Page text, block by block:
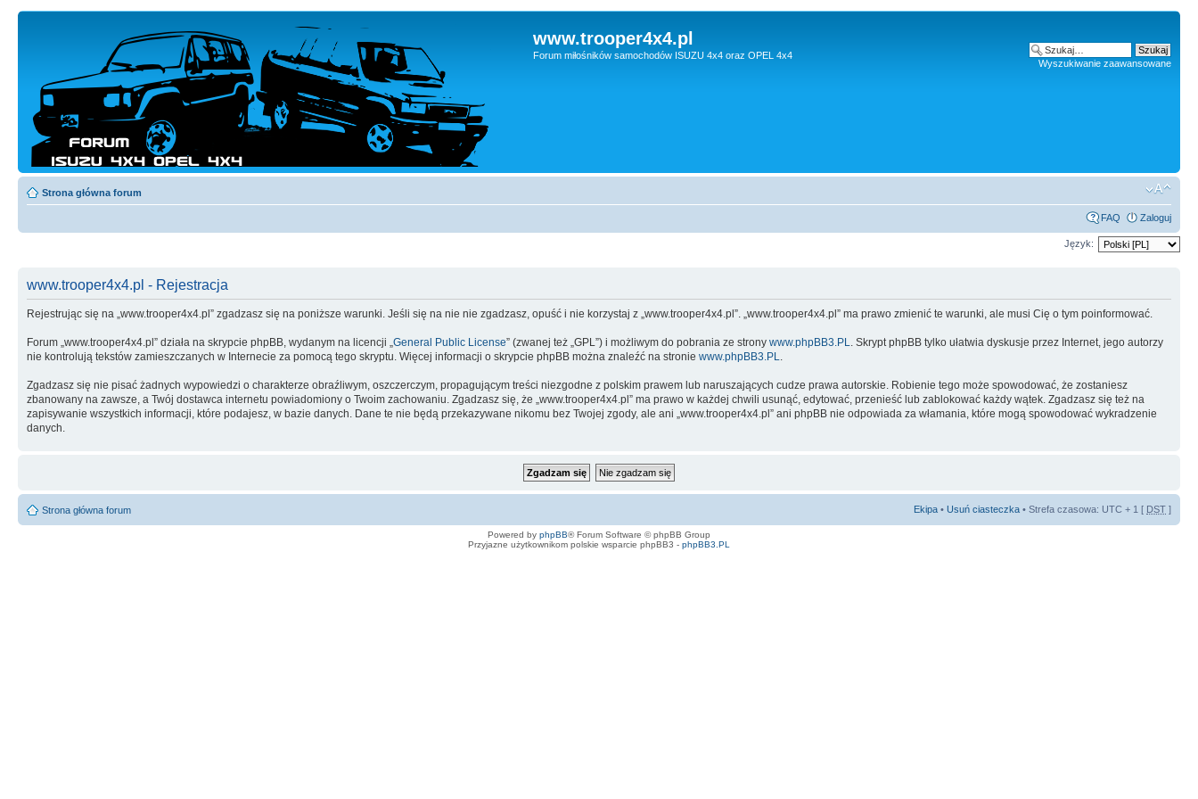
www.trooper4x4.pl
Forum miłośników samochodów ISUZU 4x4 oraz OPEL 4x4
Wyszukiwanie zaawansowane
Strona główna forum
FAQ Zaloguj
Język:
www.trooper4x4.pl - Rejestracja
Rejestrując się na „www.trooper4x4.pl” zgadzasz się na poniższe warunki. Jeśli się na nie nie zgadzasz, opuść i nie korzystaj z „www.trooper4x4.pl”. „www.trooper4x4.pl” ma prawo zmienić te warunki, ale musi Cię o tym poinformować.
Forum „www.trooper4x4.pl” działa na skrypcie phpBB, wydanym na licencji „ General Public License” (zwanej też „GPL”) i możliwym do pobrania ze strony www.phpBB3.PL
. Skrypt phpBB tylko ułatwia dyskusje przez Internet, jego autorzy
nie kontrolują tekstów zamieszczanych w Internecie za pomocą tego skryptu. Więcej informacji o skrypcie phpBB można znaleźć na stronie www.phpBB3.PL
Zgadzasz się nie pisać żadnych wypowiedzi o charakterze obraźliwym, oszczerczym, propagującym treści niezgodne z polskim prawem lub naruszających cudze prawa autorskie. Robienie tego może spowodować, że zostaniesz
zbanowany na zawsze, a Twój dostawca internetu powiadomiony o Twoim zachowaniu. Zgadzasz się, że „www.trooper4x4.pl” ma prawo w każdej chwili usunąć, edytować, przenieść lub zablokować każdy wątek. Zgadzasz się też na
zapisywanie wszystkich informacji, które podajesz, w bazie danych. Dane te nie będą przekazywane nikomu bez Twojej zgody, ale ani „www.trooper4x4.pl” ani phpBB nie odpowiada za włamania, które mogą spowodować wykradzenie
danych.
Strona główna forum Ekipa • Usuń ciasteczka • Strefa czasowa: UTC + 1 [ DST ]
Powered by phpBB® Forum Software © phpBB Group
Przyjazne użytkownikom polskie wsparcie phpBB3 - phpBB3.PL